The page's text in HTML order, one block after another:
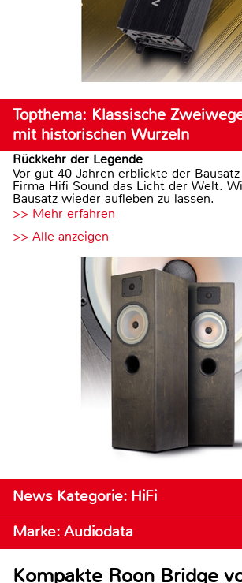
Topthema: Klassische
mit historischen Wurzeln
Rückkehr der Legende
Vor gut 40 Jahren erblickte der
Firma Hifi Sound das Licht der Welt.
Bausatz wieder aufleben zu lassen.
>> Mehr erfahren
>> Alle anzeigen
News Kategorie: HiFi
Marke: Audiodata
Kompakte Roon Bridge